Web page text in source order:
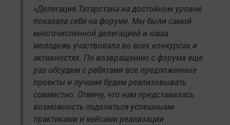
«Делегация Татарстана на достойном уровне
показала себя на форуме. Мы были самой
многочисленной делегацией и наша
молодежь участвовала во всех конкурсах и
активностях. По возвращению с форума еще
раз обсудим с ребятами все предложенные
проекты и лучшие будем реализовывать
совместно. Отмечу, что нам представилась
возможность поделиться успешными
практиками и кейсами реализации